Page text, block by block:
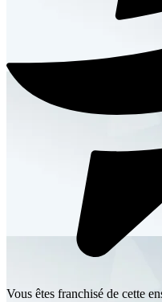
Vous êtes franchisé de cette